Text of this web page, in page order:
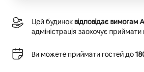
Цей будинок відповідає вимогам
адміністрація заохочує приймати
Ви можете приймати гостей до